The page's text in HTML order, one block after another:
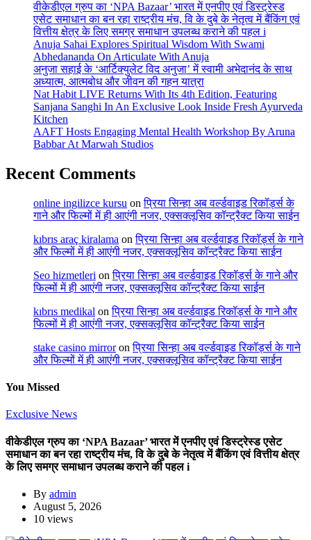
वीकेडीएल ग्रुप का ‘NPA Bazaar’ भारत में एनपीए एवं डिस्ट्रेस्ड
एसेट समाधान का बन रहा राष्ट्रीय मंच, वि के दुबे के नेतृत्व में बैंकिंग एवं
वित्तीय क्षेत्र के लिए समग्र समाधान उपलब्ध कराने की पहल i
Anuja Sahai Explores Spiritual Wisdom With Swami
Abhedananda On Articulate With Anuja
अनुजा सहाई के ‘आर्टिक्युलेट विद अनुजा’ में स्वामी अभेदानंद के साथ
अध्यात्म, आत्मबोध और जीवन की गहन यात्रा
Nat Habit LIVE Returns With Its 4th Edition, Featuring
Sanjana Sanghi In An Exclusive Look Inside Fresh Ayurveda
Kitchen
AAFT Hosts Engaging Mental Health Workshop By Aruna
Babbar At Marwah Studios
Recent Comments
online ingilizce kursu onप्रिया सिन्हा अब वर्ल्डवाइड रिकॉर्ड्स के
गाने और फिल्मों में ही आएंगी नजर, एक्सक्लूसिव कॉन्ट्रैक्ट किया साईन
kıbrıs araç kiralama onप्रिया सिन्हा अब वर्ल्डवाइड रिकॉर्ड्स के गाने
और फिल्मों में ही आएंगी नजर, एक्सक्लूसिव कॉन्ट्रैक्ट किया साईन
Seo hizmetleri onप्रिया सिन्हा अब वर्ल्डवाइड रिकॉर्ड्स के गाने और
फिल्मों में ही आएंगी नजर, एक्सक्लूसिव कॉन्ट्रैक्ट किया साईन
kıbrıs medikal onप्रिया सिन्हा अब वर्ल्डवाइड रिकॉर्ड्स के गाने और
फिल्मों में ही आएंगी नजर, एक्सक्लूसिव कॉन्ट्रैक्ट किया साईन
stake casino mirroronप्रिया सिन्हा अब वर्ल्डवाइड रिकॉर्ड्स के गाने
और फिल्मों में ही आएंगी नजर, एक्सक्लूसिव कॉन्ट्रैक्ट किया साईन
You Missed
Exclusive News
वीकेडीएल ग्रुप का ‘NPA Bazaar’ भारत में एनपीए एवं डिस्ट्रेस्ड एसेट
समाधान का बन रहा राष्ट्रीय मंच, वि के दुबे के नेतृत्व में बैंकिंग एवं वित्तीय क्षेत्र
के लिए समग्र समाधान उपलब्ध कराने की पहल i
By admin
August 5, 2026
10 views